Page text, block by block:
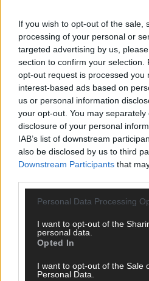
If you wish to opt-out of the sale,
processing of your personal or
targeted advertising by us,
section to confirm your selection.
opt-out request is processed you
interest-based ads based on
us or personal information
your opt-out. You may
disclosure of your personal
IAB’s list of downstream
also be disclosed by us to third
Downstream Participants that
Personal Data Processing
I want to opt-out of the
personal data.
Opted In
I want to opt-out of the Sale
Personal Data.
WERBE BEI UNS!
CHECK UNS AUF FACEBOOK